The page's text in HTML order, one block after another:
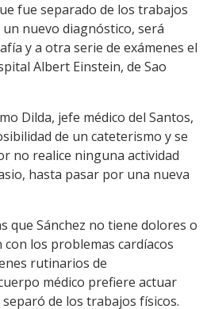
fue separado de los trabajos
nuevo diagnóstico, será
y a otra serie de exámenes el
Albert Einstein, de Sao
Dilda, jefe médico del Santos,
de un cateterismo y se
no realice ninguna actividad
hasta pasar por una nueva
que Sánchez no tiene dolores o
los problemas cardíacos
rutinarios de
médico prefiere actuar
de los trabajos físicos.